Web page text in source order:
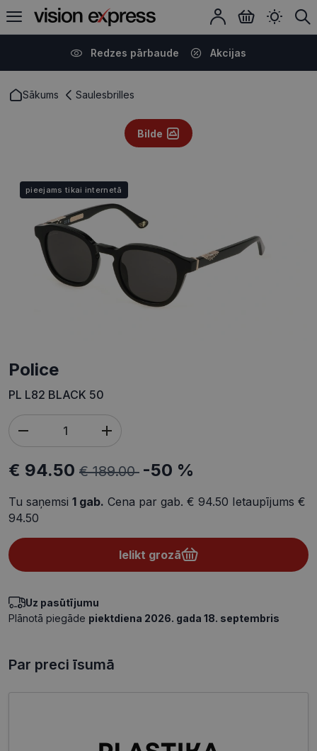
Redzes pārbaude Akcijas
Sākums Saulesbrilles
Bilde
pieejams tikai internetā
Police
PL L82 BLACK 50
€ 94.50 € 189.00 -50 %
Tu saņemsi 1 gab. Cena par gab. € 94.50 Ietaupījums €
94.50
Ielikt grozā
Uz pasūtījumu
Plānotā piegāde piektdiena 2026. gada 18. septembris
Par preci īsumā